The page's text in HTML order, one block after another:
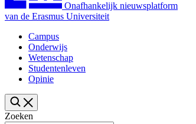
Onafhankelijk nieuwsplatform
van de Erasmus Universiteit
Campus
Onderwijs
Wetenschap
Studentenleven
Opinie
Zoeken